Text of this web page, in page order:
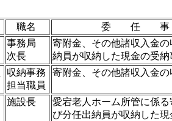
職名
委 任 事
事務局
次長
寄附金、その他諸収入金
納員が収納した現金の受納
収納事務
担当職員
寄附金、その他諸収入金の
施設長
愛宕老人ホーム所管に係
び分任出納員が収納した